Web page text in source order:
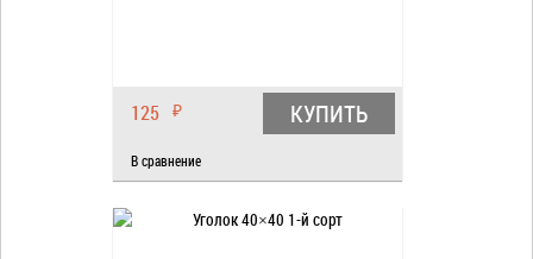
125 ₽ КУПИТЬ
В сравнение